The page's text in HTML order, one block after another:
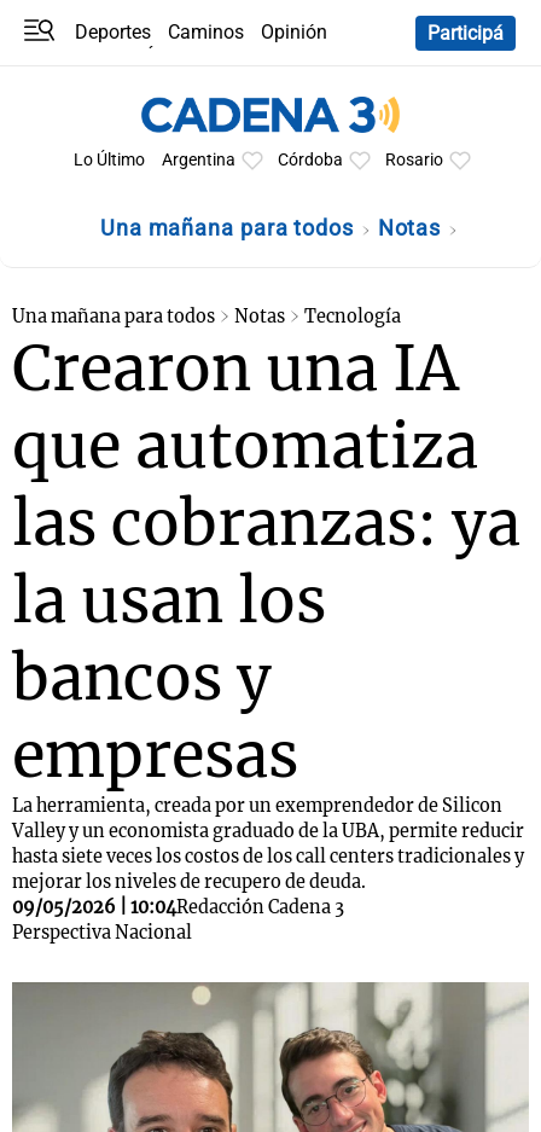
Deportes Caminos
Opinión
Participá
Lo Último Argentina Córdoba Rosario
Una mañana para todos Notas
Una mañana para todos Notas Tecnología
Crearon una IA
que automatiza
las cobranzas: ya
la usan los
bancos y
empresas
La herramienta, creada por un exemprendedor de Silicon
Valley y un economista graduado de la UBA, permite reducir
hasta siete veces los costos de los call centers tradicionales y
mejorar los niveles de recupero de deuda.
09/05/2026 | 10:04Redacción Cadena 3
Perspectiva Nacional